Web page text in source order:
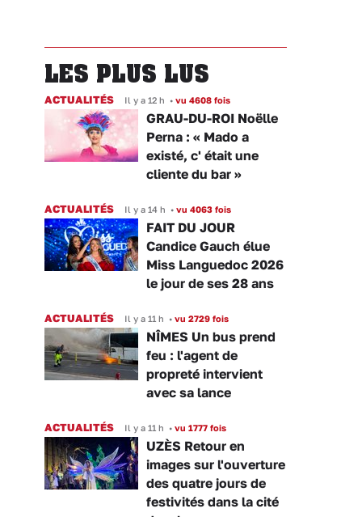
LES PLUS LUS
ACTUALITÉS Il y a 12 h • vu 4608 fois
GRAU-DU-ROI Noëlle
Perna : « Mado a
existé, c' était une
cliente du bar »
ACTUALITÉS Il y a 14 h • vu 4063 fois
FAIT DU JOUR
Candice Gauch élue
Miss Languedoc 2026
le jour de ses 28 ans
ACTUALITÉS Il y a 11 h • vu 2729 fois
NÎMES Un bus prend
feu : l'agent de
propreté intervient
avec sa lance
ACTUALITÉS Il y a 11 h • vu 1777 fois
UZÈS Retour en
images sur l'ouverture
des quatre jours de
festivités dans la cité